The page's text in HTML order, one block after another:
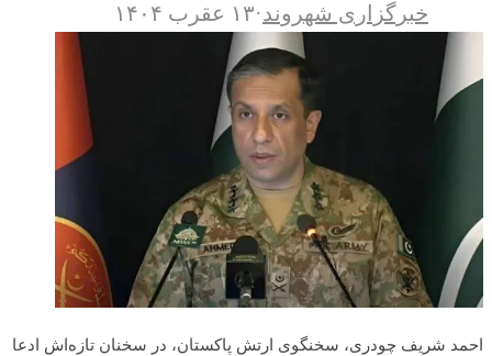
خبرگزاری شهروند·۱۳ عقرب ۱۴۰۴
احمد شریف چودری، سخنگوی ارتش پاکستان، در سخنان تازه‌اش ادعا